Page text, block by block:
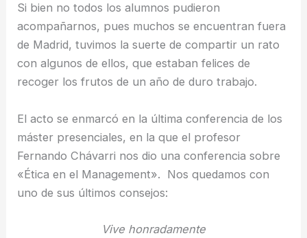
Si bien no todos los alumnos pudieron
acompañarnos, pues muchos se encuentran fuera
de Madrid, tuvimos la suerte de compartir un rato
con algunos de ellos, que estaban felices de
recoger los frutos de un año de duro trabajo.
El acto se enmarcó en la última conferencia de los
máster presenciales, en la que el profesor
Fernando Chávarri nos dio una conferencia sobre
«Ética en el Management». Nos quedamos con
uno de sus últimos consejos:
Vive honradamente